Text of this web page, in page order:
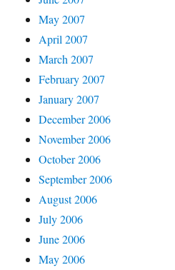
May 2007
April 2007
March 2007
February 2007
January 2007
December 2006
November 2006
October 2006
September 2006
August 2006
July 2006
June 2006
May 2006